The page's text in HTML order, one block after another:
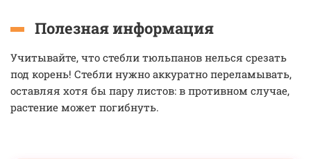
Полезная информация
Учитывайте, что стебли тюльпанов нелься срезать
под корень! Стебли нужно аккуратно переламывать,
оставляя хотя бы пару листов: в противном случае,
растение может погибнуть.